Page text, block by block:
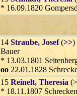
* 16.09.1820
14 Straube, Josef(>>)
Bauer
* 13.03.1801
oo 22.01.1828
15 Reinelt, Theresia
* 18.11.1807